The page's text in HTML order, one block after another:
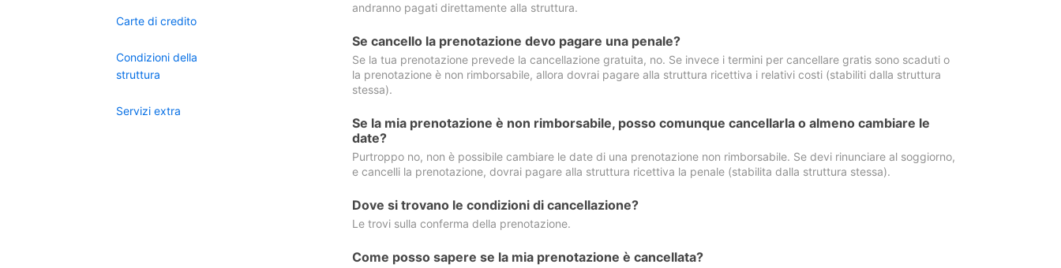
Carte di credito
Condizioni della
struttura
Servizi extra
andranno pagati direttamente alla struttura.
Se cancello la prenotazione devo pagare una penale?
Se la tua prenotazione prevede la cancellazione gratuita, no. Se invece i termini per cancellare gratis sono scaduti o
la prenotazione è non rimborsabile, allora dovrai pagare alla struttura ricettiva i relativi costi (stabiliti dalla struttura
stessa).
Se la mia prenotazione è non rimborsabile, posso comunque cancellarla o almeno cambiare le
date?
Purtroppo no, non è possibile cambiare le date di una prenotazione non rimborsabile. Se devi rinunciare al soggiorno,
e cancelli la prenotazione, dovrai pagare alla struttura ricettiva la penale (stabilita dalla struttura stessa).
Dove si trovano le condizioni di cancellazione?
Le trovi sulla conferma della prenotazione.
Come posso sapere se la mia prenotazione è cancellata?